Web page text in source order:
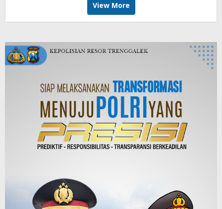
View More